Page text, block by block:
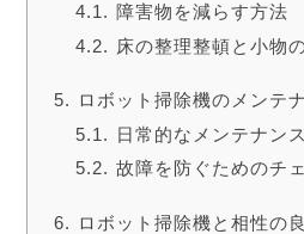
障害物を減らす方法
床の整理整頓と小物
ロボット掃除機のメンテ
日常的なメンテナン
故障を防ぐためのチ
ロボット掃除機と相性の